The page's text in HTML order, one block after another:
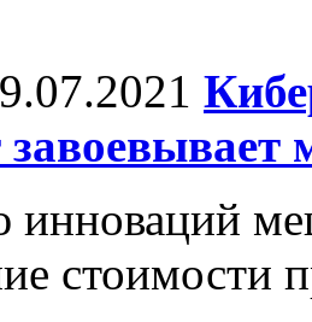
завоевывает
стоимости